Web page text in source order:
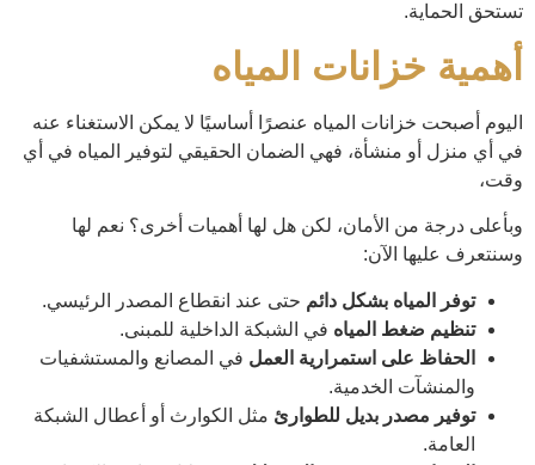
تستحق الحماية.
أهمية خزانات المياه
اليوم أصبحت خزانات المياه عنصرًا أساسيًا لا يمكن الاستغناء عنه
في أي منزل أو منشأة، فهي الضمان الحقيقي لتوفير المياه في أي
وقت،
وبأعلى درجة من الأمان، لكن هل لها أهميات أخرى؟ نعم لها
وسنتعرف عليها الآن:
توفر المياه بشكل دائم حتى عند انقطاع المصدر الرئيسي.
تنظيم ضغط المياه في الشبكة الداخلية للمبنى.
الحفاظ على استمرارية العمل في المصانع والمستشفيات
والمنشآت الخدمية.
توفير مصدر بديل للطوارئ مثل الكوارث أو أعطال الشبكة
العامة.